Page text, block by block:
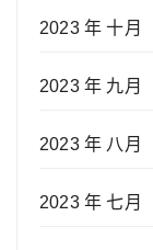
2023 年 十月
2023 年 九月
2023 年 八月
2023 年 七月